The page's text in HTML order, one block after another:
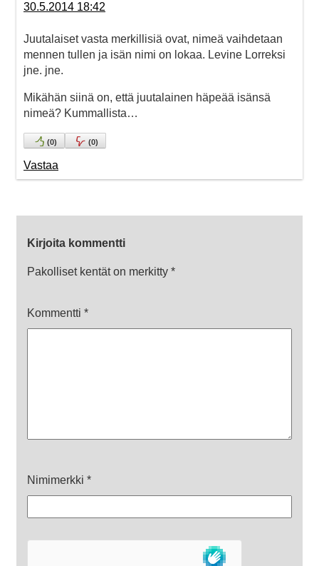
30.5.2014 18:42
Juutalaiset vasta merkillisiä ovat, nimeä vaihdetaan
mennen tullen ja isän nimi on lokaa. Levine Lorreksi
jne. jne.
Mikähän siinä on, että juutalainen häpeää isänsä
nimeä? Kummallista…
(0) (0)
Vastaa
Kirjoita kommentti
Pakolliset kentät on merkitty *
Kommentti *
Nimimerkki *